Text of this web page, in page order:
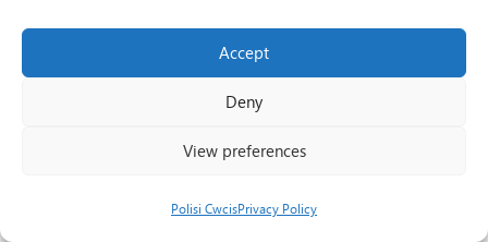
Accept
Deny
View preferences
Polisi CwcisPrivacy Policy
Map o'r wefan
Ar gyfer sefydliadau